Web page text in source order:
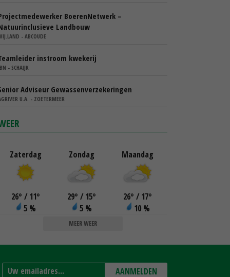
BoerenNetwerk –
Landbouw
- ABCOUDE
instroom kwekerij
- SCHAIJK
Adviseur Gewassenverzekeringen
U.A. - ZOETERMEER
Zaterdag
26° / 11°
5 %
Zondag
29° / 15°
5 %
Maandag
26° / 17°
10 %
MEER WEER
AANMELDEN